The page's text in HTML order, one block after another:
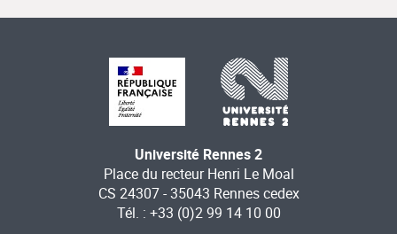
Université Rennes 2
Place du recteur Henri Le Moal
CS 24307 - 35043 Rennes cedex
Tél. : +33 (0)2 99 14 10 00